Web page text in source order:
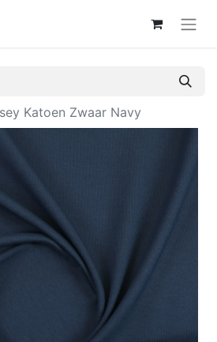
Katoen Zwaar Navy